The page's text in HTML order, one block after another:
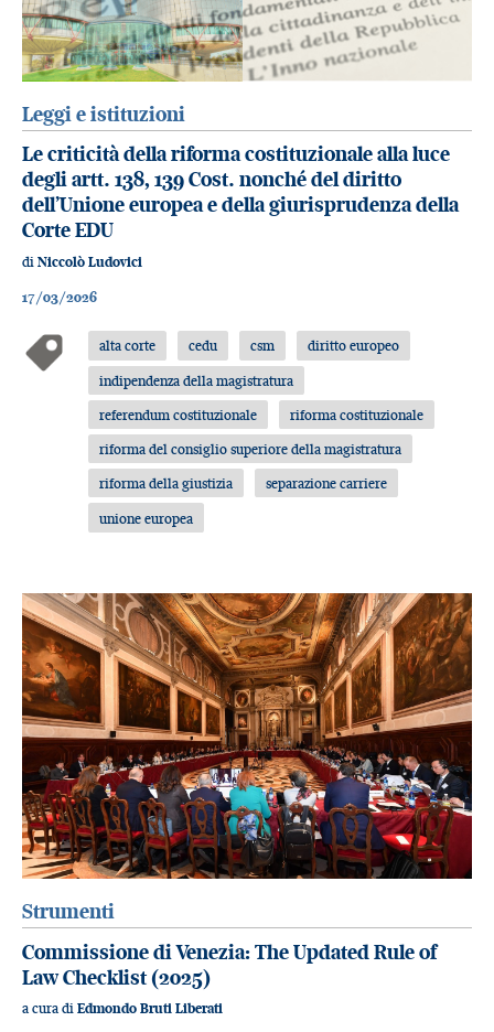
Leggi e istituzioni
Le criticità della riforma costituzionale alla luce
degli artt. 138, 139 Cost. nonché del diritto
dell’Unione europea e della giurisprudenza della
Corte EDU
di Niccolò Ludovici
17/03/2026
alta corte cedu csm
diritto europeo
indipendenza della magistratura
referendum costituzionale
riforma costituzionale
riforma del consiglio superiore della magistratura
riforma della giustizia
separazione carriere
unione europea
Strumenti
Commissione di Venezia: The Updated Rule of
Law Checklist (2025)
a cura di Edmondo Bruti Liberati